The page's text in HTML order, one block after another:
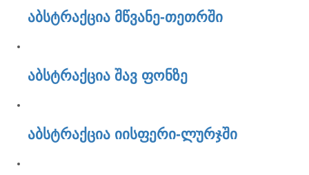
აბსტრაქცია მწვანე-თეთრში
აბსტრაქცია შავ ფონზე
აბსტრაქცია იისფერი-ლურჯში